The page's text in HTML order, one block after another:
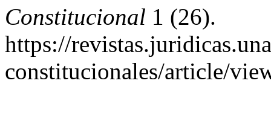
Constitucional 1 (26).
https://
constitucionales/article/